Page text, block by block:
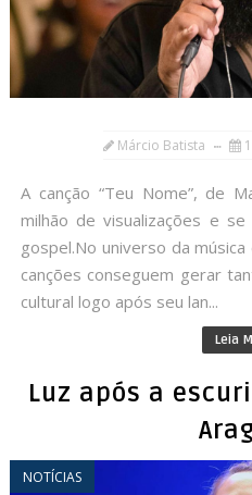
Márcio Batista
A canção “Teu Nome”, de
milhão de visualizações e
gospel.No universo da
canções conseguem gerar
cultural logo após seu lan...
Leia
Luz após a
NOTÍCIAS